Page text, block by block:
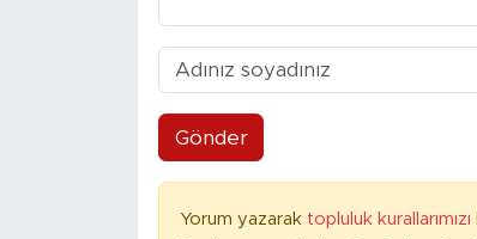
Gönder
Yorum yazarak topluluk kurallarımızı